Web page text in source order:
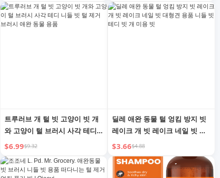
트루러브 개 털 빗 고양이 빗 개
와 고양이 털 브러시 사각 테디
니들 빗 털 제거 브러시 애완 동
물 용품
$6.99$9.32
딜레 애완 동물 털 엉킴 방지 빗
레이크 개 빗 레이크 네일 빗 대
형견 용품 니들 빗 테디 빗 개 미
용 빗
$3.66$4.88